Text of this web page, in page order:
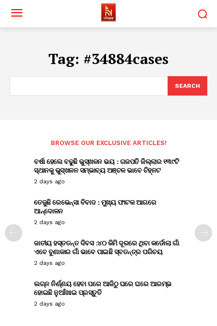
Tag: #34884cases
SEARCH
BROWSE OUR EXCLUSIVE ARTICLES!
ବର୍ଷା ହେଲେ ବଢୁଛି ଭୁସ୍ଖଳନ ଭୟ : ଗଜପତି ଜିଲ୍ଲାର ୧୩୯ଟି
ସ୍ଥାନକୁ ଭୁସ୍ଖଳନ ସମ୍ଭାବ୍ୟ ଅଞ୍ଚଳ ଭାବେ ଚିହ୍ନଟ
2 days ago
ତେଜୁଛି ରେଭେନ୍ସା ବିବାଦ : ମୁଖ୍ୟ ଫାଟକ ଆଗରେ
ଆନ୍ଦୋଳନ
2 days ago
ଜାତୀୟ ହସ୍ତତନ୍ତ ଦିବସ :୪୦ କିମି ଦୂରରେ ଥିବା କର୍ଡୋଲା ଗାଁ
ଏବେ ବୁଣାକାର ଗାଁ ଭାବେ ପାଇଛି ସ୍ବତନ୍ତ୍ର ପରିଚୟ
2 days ago
ଲଗ୍ନ ନିର୍ଣ୍ଣୟ ହେବା ପରେ ଆଜିଠୁ ଘରେ ଘରେ ଆରମ୍ଭ
ହୋଇଛି ନୁଆଁଖାଇ ପ୍ରସ୍ତୁତି
2 days ago